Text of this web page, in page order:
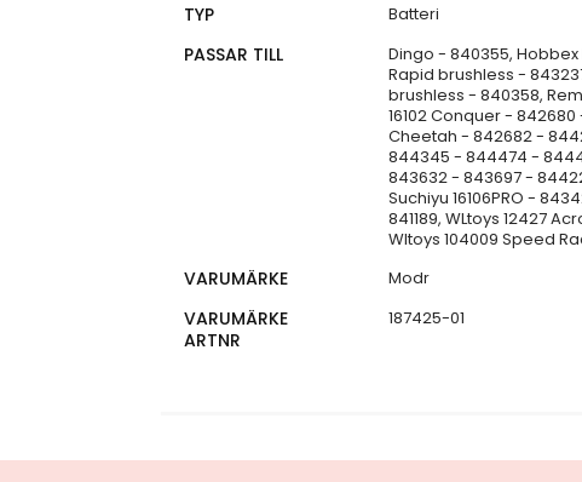
TYP Batteri
PASSAR TILL
Dingo - 840355, Hobbex
Rapid brushless -
brushless - 840358,
16102 Conquer - 842680
Cheetah - 842682 -
844345 - 844474 -
843632 - 843697 -
Suchiyu 16106PRO -
841189, WLtoys 12427
Wltoys 104009 Speed
VARUMÄRKE Modr
VARUMÄRKE
ARTNR
187425-01